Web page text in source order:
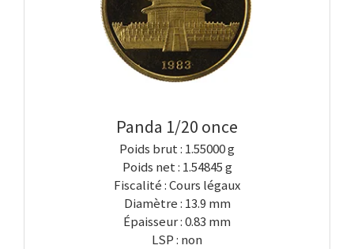
Panda 1/20 once
Poids brut : 1.55000 g
Poids net : 1.54845 g
Fiscalité : Cours légaux
Diamètre : 13.9 mm
Épaisseur : 0.83 mm
LSP : non